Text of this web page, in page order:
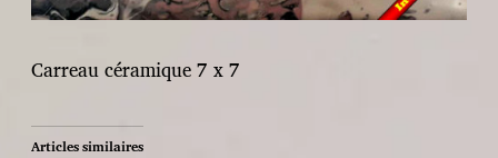
Carreau céramique 7 x 7
Articles similaires